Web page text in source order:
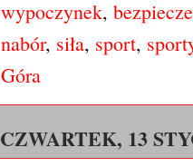
wypoczynek,
nabór, siła, sport,
Góra
CZWARTEK, 13